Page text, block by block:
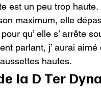
est un peu trop haute.
maximum, elle
qu’ elle s’ arrête
parlant, j’ aurai
hautes.
la D Ter